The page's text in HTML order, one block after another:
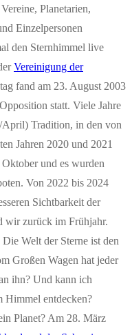
Planetarien,
Einzelpersonen
den Sternhimmel live
Vereinigung der
fand am 23. August 2003
statt. Viele Jahre
Tradition, in den von
Jahren 2020 und 2021
und es wurden
Von 2022 bis 2024
Sichtbarkeit der
wir zurück im Frühjahr.
Die Welt der Sterne ist den
Großen Wagen hat jeder
ihn? Und kann ich
Himmel entdecken?
Planet? Am 28. März